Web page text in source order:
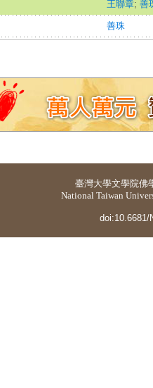
王聯章; 善
善珠
臺灣大學文學院佛
National Taiwan
doi:10.6681/